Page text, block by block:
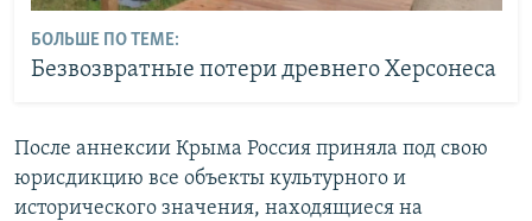
БОЛЬШЕ ПО ТЕМЕ:
Безвозвратные потери древнего Херсонеса
После аннексии Крыма Россия приняла под свою
юрисдикцию все объекты культурного и
исторического значения, находящиеся на